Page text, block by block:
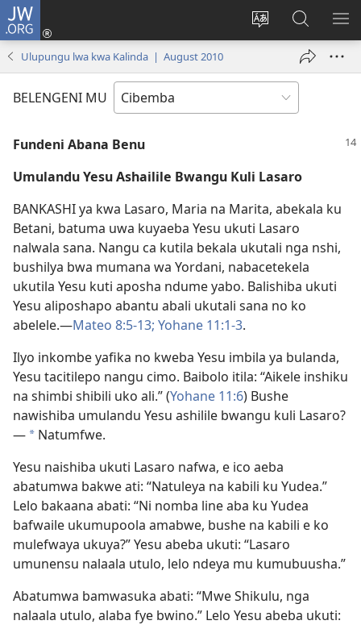
JW.ORG
Bikenipo
Isuleni
(yalaisula Fwayeni
pa
JW.ORG
Ulupungu lwa kwa Kalinda | August 2010
BELENGENI MU
Fundeni Abana Benu
Umulandu Yesu Ashailile Bwangu Kuli Lasaro
BANKASHI ya kwa Lasaro, Maria na Marita, abekala ku
Betani, batuma uwa kuyaeba Yesu ukuti Lasaro
nalwala sana. Nangu ca kutila bekala ukutali nga nshi,
bushilya bwa mumana wa Yordani, nabacetekela
ukutila Yesu kuti aposha ndume yabo. Balishiba ukuti
Yesu aliposhapo abantu abali ukutali sana no ko
abelele.—Mateo 8:5-13; Yohane 11:1-3.
Ilyo inkombe yafika no kweba Yesu imbila ya bulanda,
Yesu tacitilepo nangu cimo. Baibolo itila: “Aikele inshiku
na shimbi shibili uko ali.” (Yohane 11:6) Bushe
nawishiba umulandu Yesu ashilile bwangu kuli Lasaro?
— * Natumfwe.
Yesu naishiba ukuti Lasaro nafwa, e ico aeba
abatumwa bakwe ati: “Natuleya na kabili ku Yudea.”
Lelo bakaana abati: “Ni nomba line aba ku Yudea
bafwaile ukumupoola amabwe, bushe na kabili e ko
mulefwaya ukuya?” Yesu abeba ukuti: “Lasaro
umunensu nalaala utulo, lelo ndeya mu kumubuusha.”
Abatumwa bamwasuka abati: “Mwe Shikulu, nga
nalaala utulo, alaba fye bwino.” Lelo Yesu abeba ukuti: